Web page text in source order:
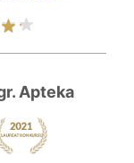
Apteka